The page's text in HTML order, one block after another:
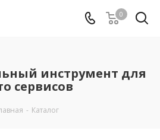
0
инструмент для
сервисов
- Каталог